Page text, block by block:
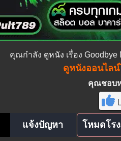
คุณกำลัง ดูหนัง เรื่อง
ดูหนังออนไล
คุณชอบห
แจ้งปัญหา โหมดโร